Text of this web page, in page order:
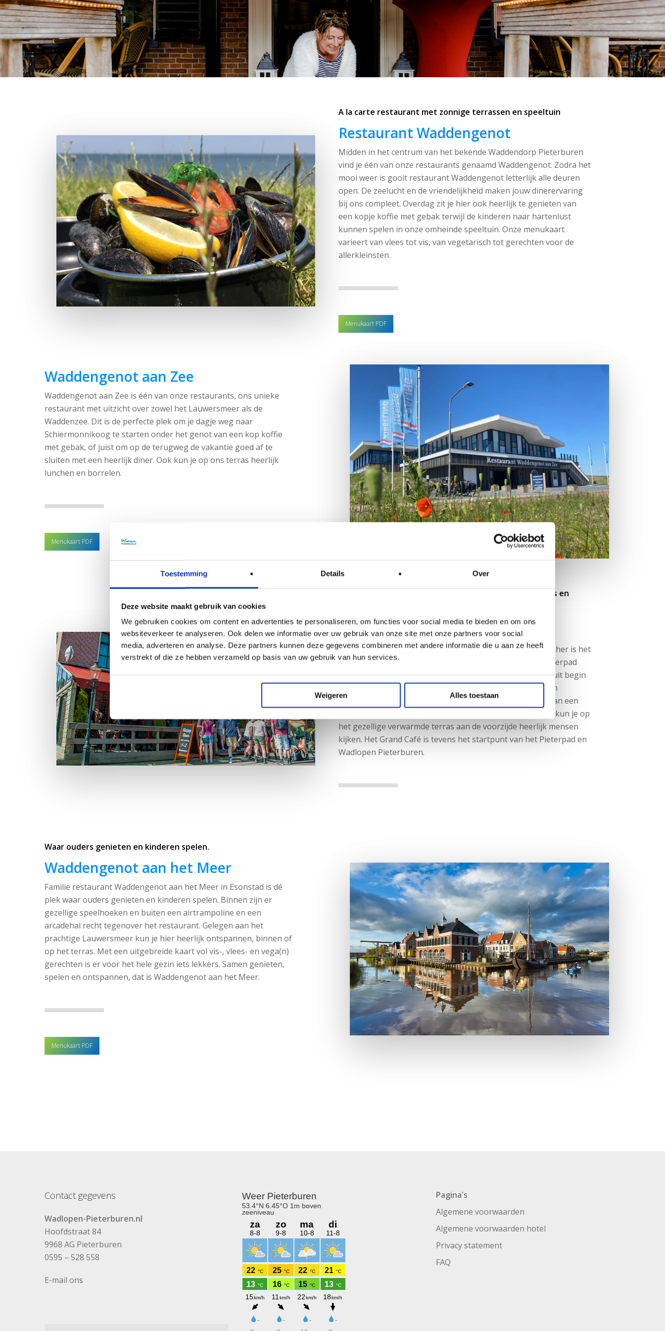
Toestemming Details Over
Deze website maakt gebruik van cookies
We gebruiken cookies om content en advertenties te personaliseren, om functies voor social media te bieden en om ons
websiteverkeer te analyseren. Ook delen we informatie over uw gebruik van onze site met onze partners voor social
media, adverteren en analyse. Deze partners kunnen deze gegevens combineren met andere informatie die u aan ze heeft
verstrekt of die ze hebben verzameld op basis van uw gebruik van hun services.
Weigeren Alles toestaan
A la carte restaurant met zonnige terrassen en speeltuin
Restaurant Waddengenot
Midden in het centrum van het bekende Waddendorp Pieterburen
vind je één van onze restaurants genaamd Waddengenot. Zodra het
mooi weer is gooit restaurant Waddengenot letterlijk alle deuren
open. De zeelucht en de vriendelijkheid maken jouw dinerervaring
bij ons compleet. Overdag zit je hier ook heerlijk te genieten van
een kopje koffie met gebak terwijl de kinderen naar hartenlust
kunnen spelen in onze omheinde speeltuin. Onze menukaart
varieert van vlees tot vis, van vegetarisch tot gerechten voor de
allerkleinsten.
Menukaart PDF
Waddengenot aan Zee
Waddengenot aan Zee is één van onze restaurants, ons unieke
restaurant met uitzicht over zowel het Lauwersmeer als de
Waddenzee. Dit is de perfecte plek om je dagje weg naar
Schiermonnikoog te starten onder het genot van een kop koffie
met gebak, of juist om op de terugweg de vakantie goed af te
sluiten met een heerlijk diner. Ook kun je op ons terras heerlijk
lunchen en borrelen.
Menukaart PDF
Ontmoetingsplek voor pieterpad wandelaars, wadlopers en
Grand Café Waddengenot
Tegenover ons restaurant staat ons Grand Café. Van oudsher is het
Grand Café de ontmoetingsplek voor dorpsbewoners, Pieterpad
wandelaars, wadlopers en toeristen. Het bruin café stamt uit begin
19e eeuw. In 2006 is de naam veranderd van het wapen van
Hunsingo in Grand Café Waddengenot. Onder het genot van een
Gronings streekbiertje of ons eigen gebrouwen likeurtjes kun je op
het gezellige verwarmde terras aan de voorzijde heerlijk mensen
kijken. Het Grand Café is tevens het startpunt van het Pieterpad en
Wadlopen Pieterburen.
Waar ouders genieten en kinderen spelen.
Waddengenot aan het Meer
Familie restaurant Waddengenot aan het Meer in Esonstad is dé
plek waar ouders genieten en kinderen spelen. Binnen zijn er
gezellige speelhoeken en buiten een airtrampoline en een
arcadehal recht tegenover het restaurant. Gelegen aan het
prachtige Lauwersmeer kun je hier heerlijk ontspannen, binnen of
op het terras. Met een uitgebreide kaart vol vis-, vlees- en vega(n)
gerechten is er voor het hele gezin iets lekkers. Samen genieten,
spelen en ontspannen, dat is Waddengenot aan het Meer.
Menukaart PDF
Contact gegevens
Wadlopen-Pieterburen.nl
Hoofdstraat 84
9968 AG Pieterburen
0595 – 528 558
E-mail ons
Pagina's
Algemene voorwaarden
Algemene voorwaarden hotel
Privacy statement
FAQ